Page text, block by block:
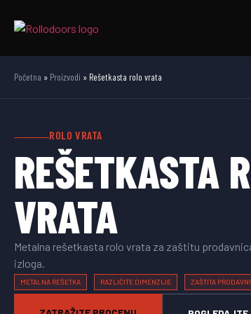
Početna » Proizvodi » Rešetkasta rolo vrata
ROLO VRATA
REŠETKASTA
VRATA
Metalna rešetkasta rolo vrata za zaštitu
izloga.
METALNA REŠETKA RAZLIČITE DIMENZIJE ZAŠTITA